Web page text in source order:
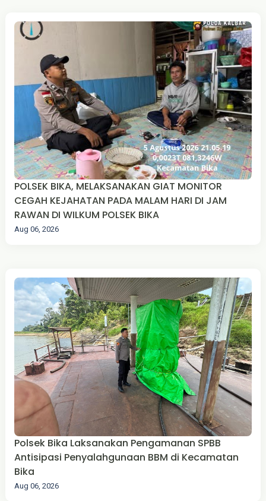
POLSEK BIKA, MELAKSANAKAN GIAT MONITOR
CEGAH KEJAHATAN PADA MALAM HARI DI JAM
RAWAN DI WILKUM POLSEK BIKA
Aug 06, 2026
Polsek Bika Laksanakan Pengamanan SPBB
Antisipasi Penyalahgunaan BBM di Kecamatan
Bika
Aug 06, 2026